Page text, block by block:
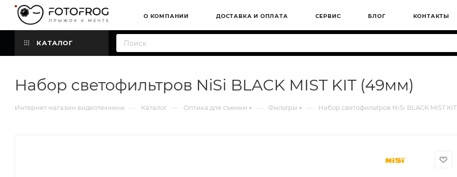
О КОМПАНИИ ДОСТАВКА И ОПЛАТА СЕРВИС БЛОГ КОНТАКТЫ
КАТАЛОГ
Набор светофильтров NiSi BLACK MIST KIT (49мм)
Интернет магазин видеотехники — Каталог — Оптика для съемки — Фильтры — Набор светофильтров NiSi BLACK MIST KIT